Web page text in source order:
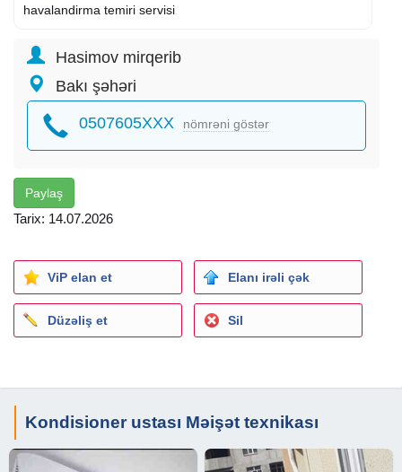
havalandirma temiri servisi
Hasimov mirqerib
Bakı şəhəri
0507605XXX nömrəni göstər
Paylaş
Tarix: 14.07.2026
ViP elan et Elanı irəli çək
Düzəliş et Sil
Kondisioner ustası Məişət texnikası